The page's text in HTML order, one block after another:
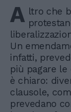
A ltro che
Un
infatti,
più pagare
è chiaro:
clausole,
prevedano